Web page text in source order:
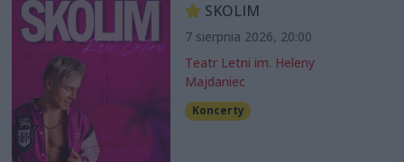
SKOLIM
7 sierpnia 2026, 20:00
Teatr Letni im. Heleny
Majdaniec
Koncerty